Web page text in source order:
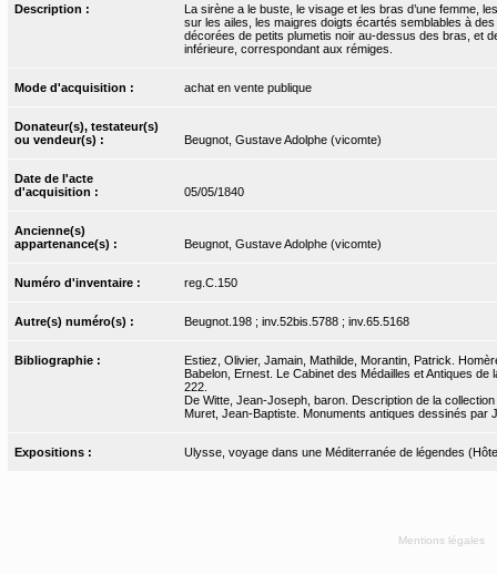
Description :
La sirène a le buste, le visage et les bras d’une femme,
sur les ailes, les maigres doigts écartés semblables à
décorées de petits plumetis noir au-dessus des bras, et
inférieure, correspondant aux rémiges.
Mode d'acquisition : achat en vente publique
Donateur(s), testateur(s)
ou vendeur(s) :
Beugnot, Gustave Adolphe (vicomte)
Date de l'acte
d'acquisition :
05/05/1840
Ancienne(s)
appartenance(s) :
Beugnot, Gustave Adolphe (vicomte)
Numéro d'inventaire : reg.C.150
Autre(s) numéro(s) : Beugnot.198 ; inv.52bis.5788 ; inv.65.5168
Bibliographie :
Estiez, Olivier, Jamain, Mathilde, Morantin, Patrick.
Babelon, Ernest. Le Cabinet des Médailles et Antiques
222.
De Witte, Jean-Joseph, baron. Description de la
Muret, Jean-Baptiste. Monuments antiques dessinés par
Expositions : Ulysse, voyage dans une Méditerranée de légendes
Mentions légales